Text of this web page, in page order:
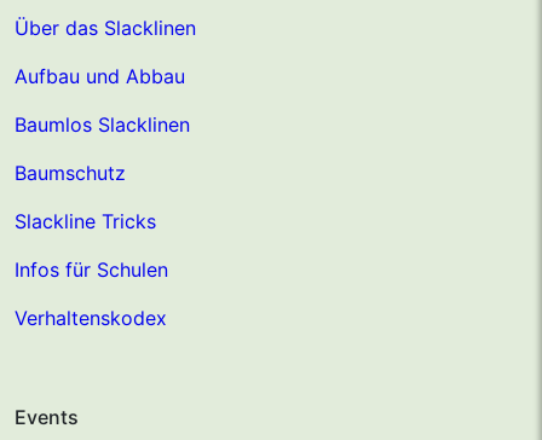
Über das Slacklinen
Aufbau und Abbau
Baumlos Slacklinen
Baumschutz
Slackline Tricks
Infos für Schulen
Verhaltenskodex
Events